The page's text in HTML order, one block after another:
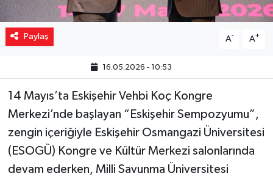
Paylaş A- A+
16.05.2026 - 10:53
14 Mayıs’ta Eskişehir Vehbi Koç Kongre
Merkezi’nde başlayan “Eskişehir Sempozyumu”,
zengin içeriğiyle Eskişehir Osmangazi Üniversitesi
(ESOGÜ) Kongre ve Kültür Merkezi salonlarında
devam ederken, Milli Savunma Üniversitesi